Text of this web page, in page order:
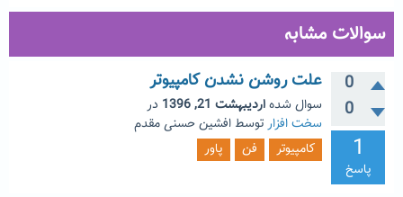
سوالات مشابه
0
0
1
پاسخ
علت روشن نشدن کامپیوتر
سوال شدهاردیبهشت 21, 1396
در
سخت افزارتوسط افشین حسنی مقدم
کامپیوتر
فن پاور